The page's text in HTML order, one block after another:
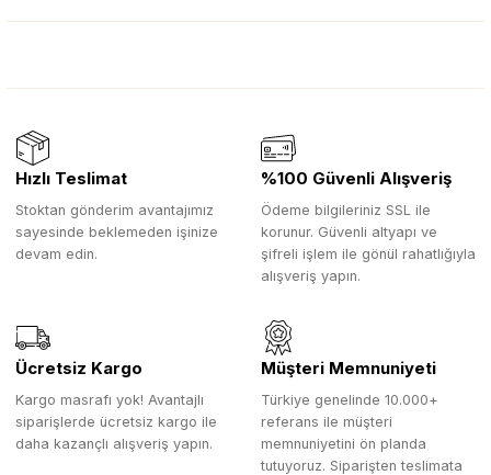
Hızlı Teslimat
Stoktan gönderim avantajımız
sayesinde beklemeden işinize
devam edin.
%100 Güvenli Alışveriş
Ödeme bilgileriniz SSL ile
korunur. Güvenli altyapı ve
şifreli işlem ile gönül rahatlığıyla
alışveriş yapın.
Ücretsiz Kargo
Kargo masrafı yok! Avantajlı
siparişlerde ücretsiz kargo ile
daha kazançlı alışveriş yapın.
Müşteri Memnuniyeti
Türkiye genelinde 10.000+
referans ile müşteri
memnuniyetini ön planda
tutuyoruz. Siparişten teslimata